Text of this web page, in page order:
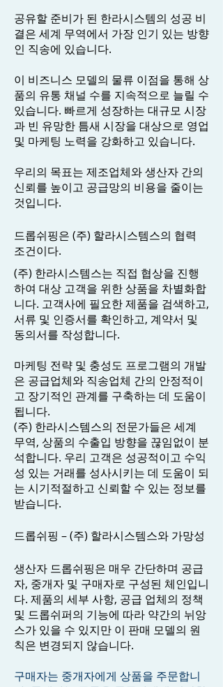
공유할 준비가 된 한라시스템의 성공 비
결은 세계 무역에서 가장 인기 있는 방향
인 직송에 있습니다.
이 비즈니스 모델의 물류 이점을 통해 상
품의 유통 채널 수를 지속적으로 늘릴 수
있습니다. 빠르게 성장하는 대규모 시장
과 빈 유망한 틈새 시장을 대상으로 영업
및 마케팅 노력을 강화하고 있습니다.
우리의 목표는 제조업체와 생산자 간의
신뢰를 높이고 공급망의 비용을 줄이는
것입니다.
드롭쉬핑은 (주) 할라시스템스의 협력
조건이다.
(주) 한라시스템스는 직접 협상을 진행
하여 대상 고객을 위한 상품을 차별화합
니다. 고객사에 필요한 제품을 검색하고,
서류 및 인증서를 확인하고, 계약서 및
동의서를 작성합니다.
마케팅 전략 및 충성도 프로그램의 개발
은 공급업체와 직송업체 간의 안정적이
고 장기적인 관계를 구축하는 데 도움이
됩니다.
(주) 한라시스템스의 전문가들은 세계
무역, 상품의 수출입 방향을 끊임없이 분
석합니다. 우리 고객은 성공적이고 수익
성 있는 거래를 성사시키는 데 도움이 되
는 시기적절하고 신뢰할 수 있는 정보를
받습니다.
드롭쉬핑 – (주) 할라시스템스와 가망성
생산자 드롭쉬핑은 매우 간단하며 공급
자, 중개자 및 구매자로 구성된 체인입니
다. 제품의 세부 사항, 공급 업체의 정책
및 드롭쉬퍼의 기능에 따라 약간의 뉘앙
스가 있을 수 있지만 이 판매 모델의 원
칙은 변경되지 않습니다.
구매자는 중개자에게 상품을 주문합니